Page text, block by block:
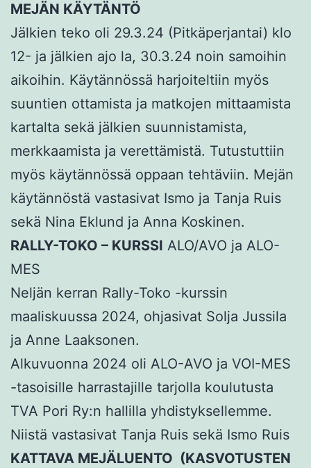
MEJÄN KÄYTÄNTÖ
Jälkien teko oli 29.3.24 (Pitkäperjantai) klo
12- ja jälkien ajo la, 30.3.24 noin samoihin
aikoihin. Käytännössä harjoiteltiin myös
suuntien ottamista ja matkojen mittaamista
kartalta sekä jälkien suunnistamista,
merkkaamista ja verettämistä. Tutustuttiin
myös käytännössä oppaan tehtäviin. Mejän
käytännöstä vastasivat Ismo ja Tanja Ruis
sekä Nina Eklund ja Anna Koskinen.
RALLY-TOKO – KURSSI ALO/AVO ja ALO-
MES
Neljän kerran Rally-Toko -kurssin
maaliskuussa 2024, ohjasivat Solja Jussila
ja Anne Laaksonen.
Alkuvuonna 2024 oli ALO-AVO ja VOI-MES
-tasoisille harrastajille tarjolla koulutusta
TVA Pori Ry:n hallilla yhdistyksellemme.
Niistä vastasivat Tanja Ruis sekä Ismo Ruis
KATTAVA MEJÄLUENTO (KASVOTUSTEN